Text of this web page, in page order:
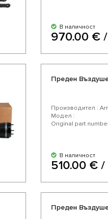
В наличност
970.00 € /
Преден
Производител :
Модел :
Original part
В наличност
510.00 €
Преден